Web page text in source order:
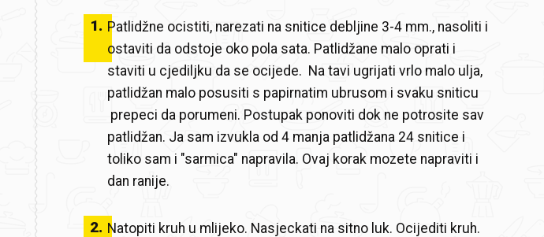
1. Patlidžne ocistiti, narezati na snitice debljine 3-4 mm., nasoliti i
ostaviti da odstoje oko pola sata. Patlidžane malo oprati i
staviti u cjediljku da se ocijede. Na tavi ugrijati vrlo malo ulja,
patlidžan malo posusiti s papirnatim ubrusom i svaku sniticu
prepeci da porumeni. Postupak ponoviti dok ne potrosite sav
patlidžan. Ja sam izvukla od 4 manja patlidžana 24 snitice i
toliko sam i "sarmica" napravila. Ovaj korak mozete napraviti i
dan ranije.
2. Natopiti kruh u mlijeko. Nasjeckati na sitno luk. Ocijediti kruh.